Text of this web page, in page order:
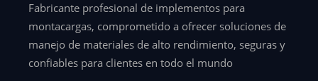
Fabricante profesional de implementos para
montacargas, comprometido a ofrecer soluciones de
manejo de materiales de alto rendimiento, seguras y
confiables para clientes en todo el mundo